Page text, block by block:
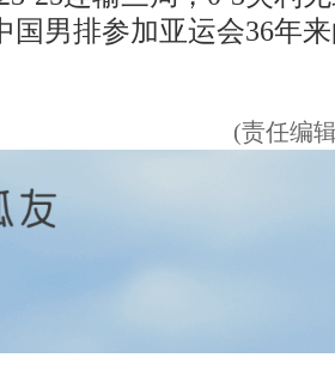
国男排参加亚运会36年
(责任编